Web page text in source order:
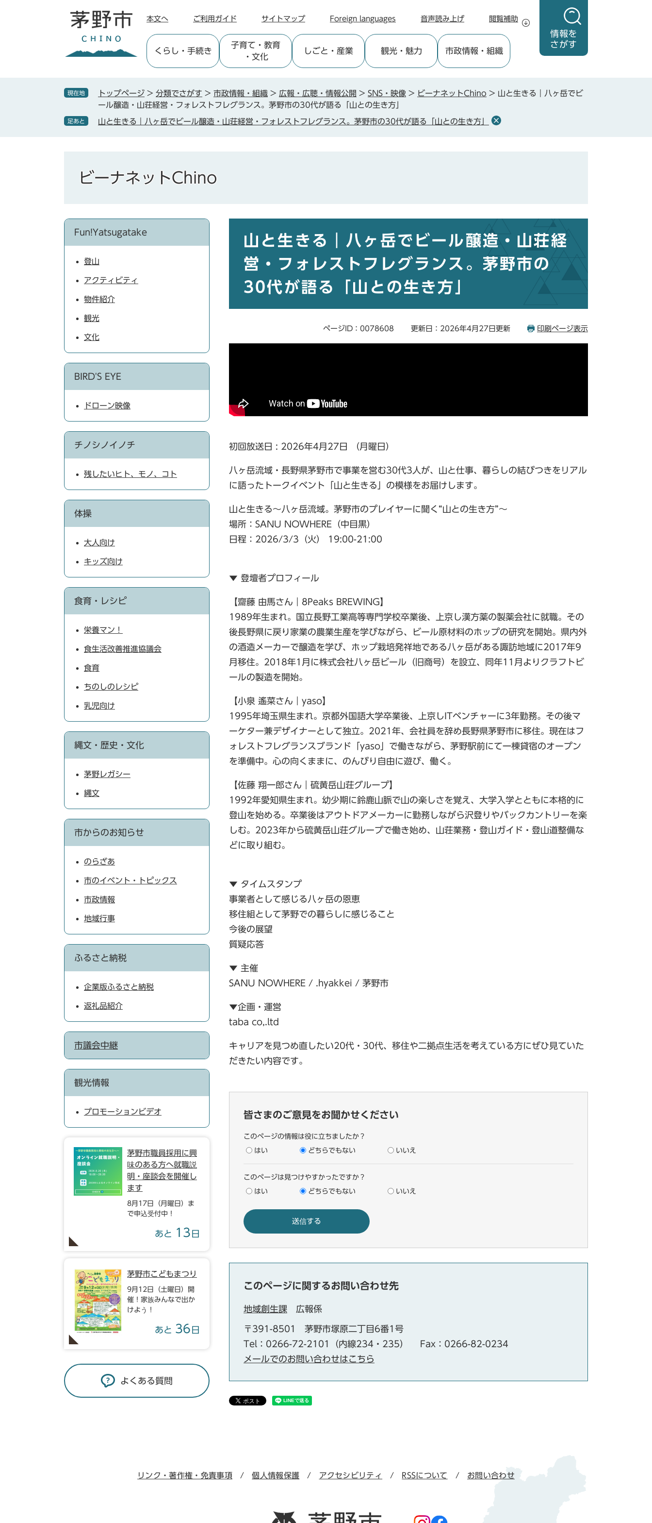
情報を
さがす
本文へ ご利用ガイド サイトマップ Foreign languages 音声読み上げ 閲覧補助
くらし ・手続き
子育て ・教育
・文化
しごと ・産業 観光・魅力 市政情報 ・組織
現在地 トップページ > 分類でさがす > 市政情報・組織 > 広報・広聴・情報公開 > SNS・映像 > ビーナネットChino > 山と生きる｜八ヶ岳でビ
ール醸造・山荘経営・フォレストフレグランス。茅野市の30代が語る「山との生き方」
足あと 山と生きる｜八ヶ岳でビール醸造・山荘経営・フォレストフレグランス。茅野市の30代が語る「山との生き方」
ビーナネットChino
山と生きる｜八ヶ岳でビール醸造・山荘経
営・フォレストフレグランス。茅野市の
30代が語る「山との生き方」
ページID：0078608 更新日：2026年4月27日更新 印刷ページ表示
初回放送日 : 2026年4月27日 （月曜日）
八ヶ岳流域・長野県茅野市で事業を営む30代3人が、山と仕事、暮らしの結びつきをリアル
に語ったトークイベント「山と生きる」の模様をお届けします。
山と生きる～八ヶ岳流域。茅野市のプレイヤーに聞く“山との生き方”～
場所：SANU NOWHERE（中目黒）
日程：2026/3/3（火） 19:00-21:00
▼ 登壇者プロフィール
【齋藤 由馬さん｜8Peaks BREWING】
1989年生まれ。国立長野工業高等専門学校卒業後、上京し漢方薬の製薬会社に就職。その
後長野県に戻り家業の農業生産を学びながら、ビール原材料のホップの研究を開始。県内外
の酒造メーカーで醸造を学び、ホップ栽培発祥地である八ヶ岳がある諏訪地域に2017年9
月移住。2018年1月に株式会社八ヶ岳ビール（旧商号）を設立、同年11月よりクラフトビ
ールの製造を開始。
【小泉 遙菜さん｜yaso】
1995年埼玉県生まれ。京都外国語大学卒業後、上京しITベンチャーに3年勤務。その後マ
ーケター兼デザイナーとして独立。2021年、会社員を辞め長野県茅野市に移住。現在はフ
ォレストフレグランスブランド「yaso」で働きながら、茅野駅前にて一棟貸宿のオープン
を準備中。心の向くままに、のんびり自由に遊び、働く。
【佐藤 翔一郎さん｜硫黄岳山荘グループ】
1992年愛知県生まれ。幼少期に鈴鹿山脈で山の楽しさを覚え、大学入学とともに本格的に
登山を始める。卒業後はアウトドアメーカーに勤務しながら沢登りやバックカントリーを楽
しむ。2023年から硫黄岳山荘グループで働き始め、山荘業務・登山ガイド・登山道整備な
どに取り組む。
▼ タイムスタンプ
事業者として感じる八ヶ岳の恩恵
移住組として茅野での暮らしに感じること
今後の展望
質疑応答
▼ 主催
SANU NOWHERE / .hyakkei / 茅野市
▼企画・運営
taba co,.ltd
キャリアを見つめ直したい20代・30代、移住や二拠点生活を考えている方にぜひ見ていた
だきたい内容です。
皆さまのご意見をお聞かせください
このページの情報は役に立ちましたか？
はい どちらでもない いいえ
このページは見つけやすかったですか？
はい どちらでもない いいえ
このページに関するお問い合わせ先
地域創生課 広報係
〒391-8501
茅野市塚原二丁目6番1号
Tel：0266-72-2101（内線234・235）
Fax：0266-82-0234
メールでのお問い合わせはこちら
Fun!Yatsugatake
登山
アクティビティ
物件紹介
観光
文化
BIRD'S EYE
ドローン映像
チノシノイノチ
残したいヒト、モノ、コト
体操
大人向け
キッズ向け
食育・レシピ
栄養マン！
食生活改善推進協議会
食育
ちのしのレシピ
乳児向け
縄文・歴史・文化
茅野レガシー
縄文
市からのお知らせ
のらざあ
市のイベント・トピックス
市政情報
地域行事
ふるさと納税
企業版ふるさと納税
返礼品紹介
市議会中継
観光情報
プロモーションビデオ
茅野市職員採用に興
味のある方へ就職説
明・座談会を開催し
ます
8月17日（月曜日）ま
で申込受付中！
あと 13 日
茅野市こどもまつり
9月12日（土曜日）開
催！家族みんなで出か
けよう！
あと 36 日
よくある質問
リンク・著作権・免責事項 個人情報保護 アクセシビリティ RSSについて お問い合わせ